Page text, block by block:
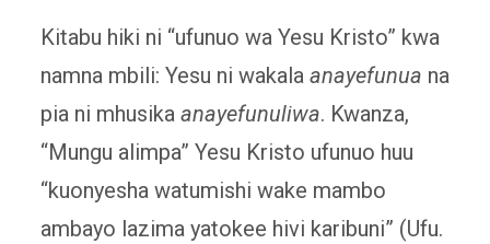
Kitabu hiki ni “ufunuo wa Yesu Kristo” kwa
namna mbili: Yesu ni wakala anayefunua na
pia ni mhusika anayefunuliwa. Kwanza,
“Mungu alimpa” Yesu Kristo ufunuo huu
“kuonyesha watumishi wake mambo
ambayo lazima yatokee hivi karibuni” (Ufu.